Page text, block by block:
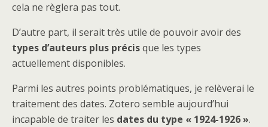
cela ne règlera pas tout.
D’autre part, il serait très utile de pouvoir avoir des
types d’auteurs plus précisque les types
actuellement disponibles.
Parmi les autres points problématiques, je relèverai le
traitement des dates. Zotero semble aujourd’hui
incapable de traiter les dates du type « 1924-1926 ».